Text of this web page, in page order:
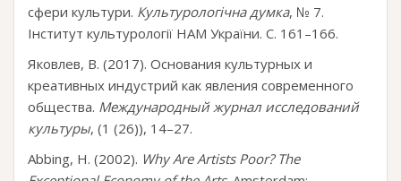
сфери культури. Культурологічна думка, № 7.
Інститут культурології НАМ України. С. 161–166.
Яковлев, В. (2017). Основания культурных и
креативных индустрий как явления современного
общества. Международный журнал исследований
культуры, (1 (26)), 14–27.
Abbing, H. (2002). Why Are Artists Poor? The